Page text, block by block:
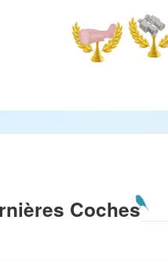
Coches